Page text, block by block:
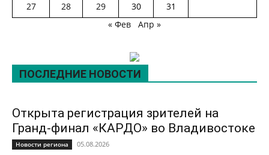
27
28 29 30
31
« Фев
Апр »
ПОСЛЕДНИЕ НОВОСТИ
Открыта регистрация зрителей на
Гранд-финал «КАРДО» во Владивостоке
Новости региона 05.08.2026